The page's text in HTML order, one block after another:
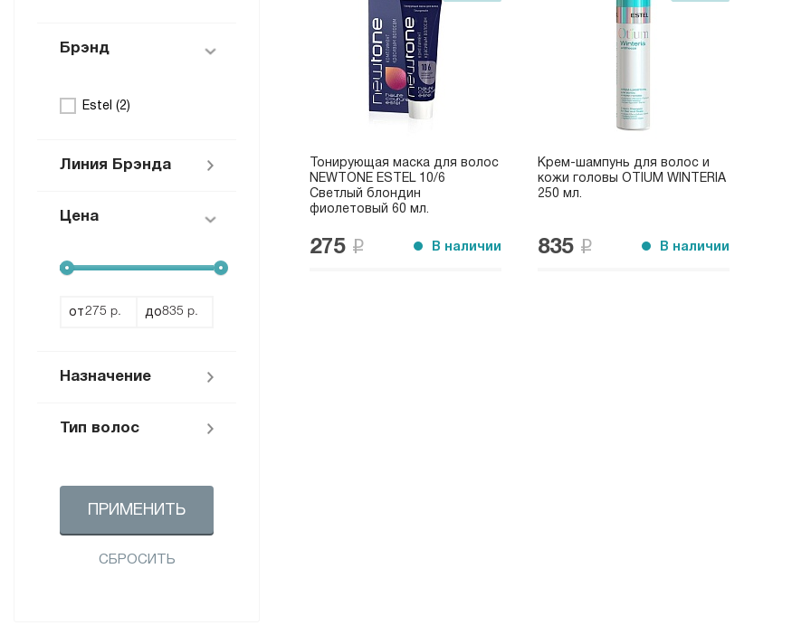
Брэнд
Estel (2)
Линия Брэнда
NEWTONE (
Цена
от до
Назначение
Антистатик (
уход (1)
Тип волос
Для всех типов (2)
ПРИМЕНИТЬ
СБРОСИТЬ
Тонирующая маска для волос
NEWTONE ESTEL 10/6
Светлый блондин
фиолетовый 60 мл.
275 В наличии
Крем-шампунь для волос и
кожи головы OTIUM WINTERIA
250 мл.
835 В наличии